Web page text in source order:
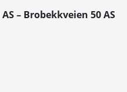
– Brobekkveien 50 AS